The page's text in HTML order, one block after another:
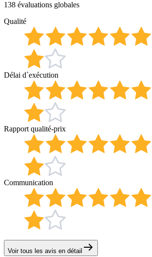
138 évaluations globales
Qualité
Délai d`exécution
Rapport qualité-prix
Communication
Voir tous les avis en détail